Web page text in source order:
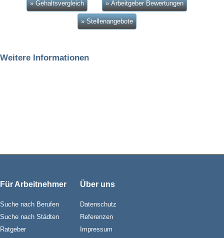
» Gehaltsvergleich » Arbeitgeber Bewertungen
» Stellenangebote
Weitere Informationen
Für Arbeitnehmer
Suche nach Berufen
Suche nach Städten
Ratgeber
Über uns
Datenschutz
Referenzen
Impressum